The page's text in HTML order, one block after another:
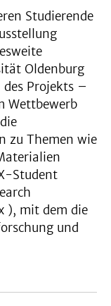
Studierende
Oldenburg
Projekts –
Wettbewerb
zu Themen wie
Student
), mit dem die
und